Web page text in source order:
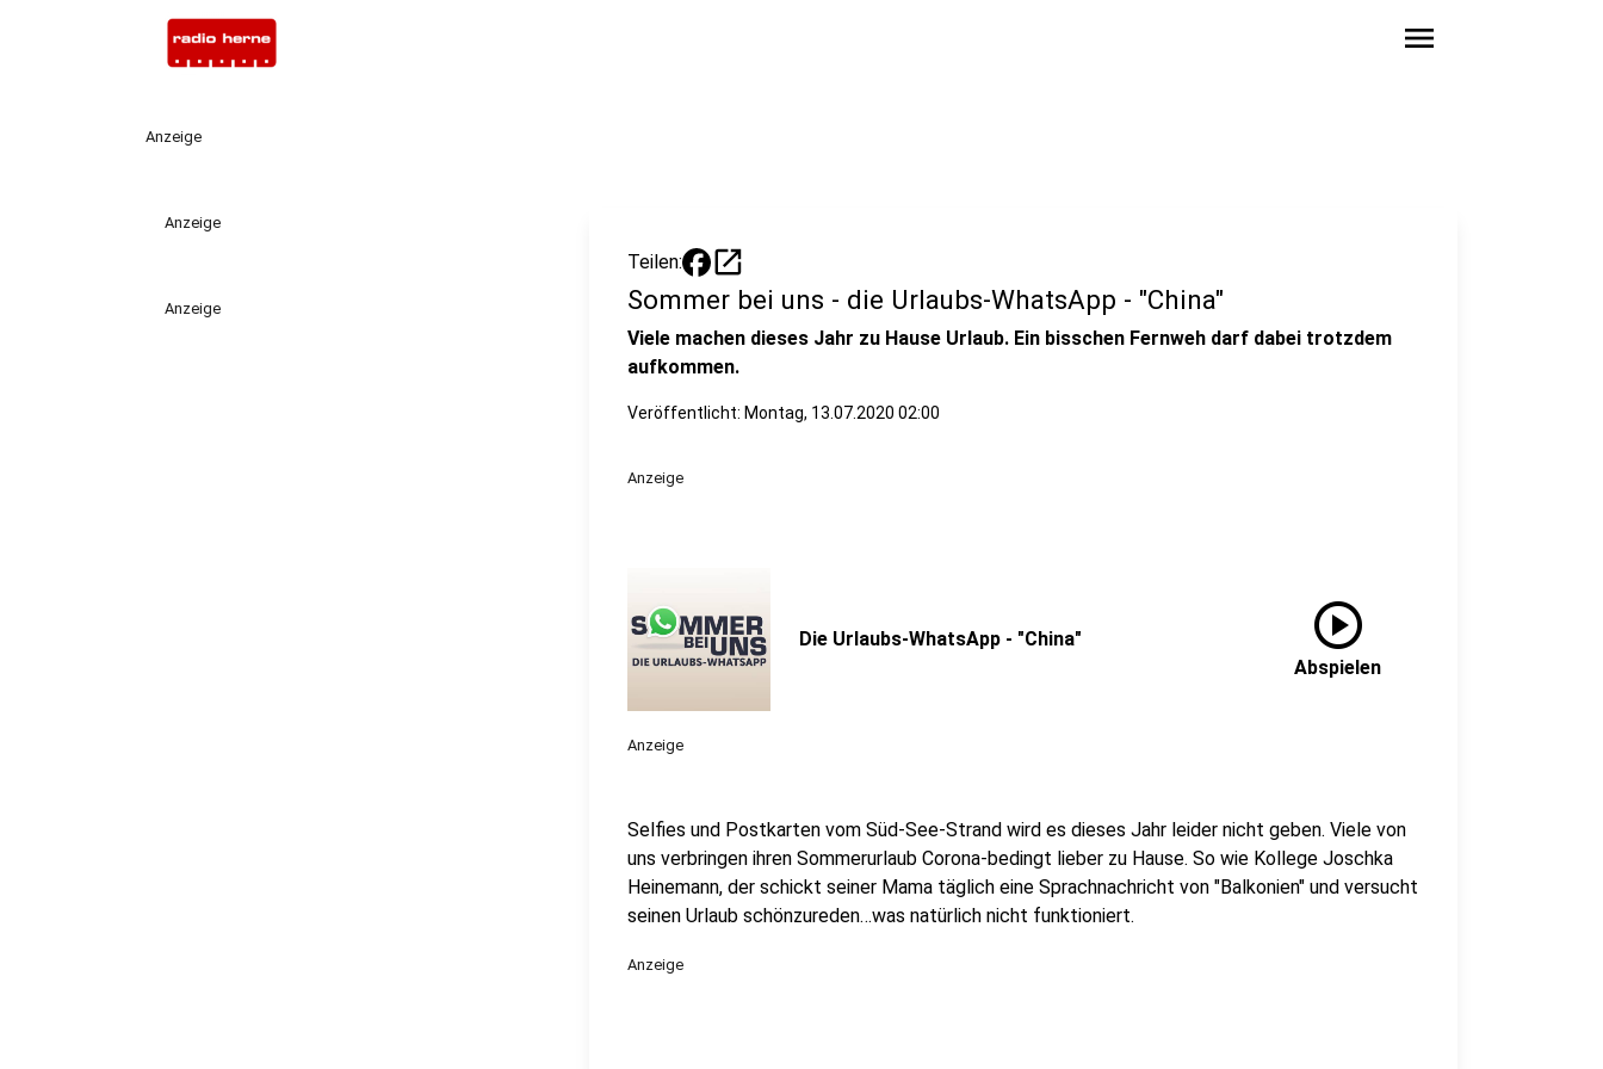
menu
Anzeige
Anzeige
Anzeige
Teilen: open_in_new
Sommer bei uns - die Urlaubs-WhatsApp - "China"
Viele machen dieses Jahr zu Hause Urlaub. Ein bisschen Fernweh darf dabei trotzdem
aufkommen.
Veröffentlicht: Montag, 13.07.2020 02:00
Anzeige
Die Urlaubs-WhatsApp - "China" play_circle
Abspielen
Anzeige
Selfies und Postkarten vom Süd-See-Strand wird es dieses Jahr leider nicht geben. Viele von
uns verbringen ihren Sommerurlaub Corona-bedingt lieber zu Hause. So wie Kollege Joschka
Heinemann, der schickt seiner Mama täglich eine Sprachnachricht von "Balkonien" und versucht
seinen Urlaub schönzureden…was natürlich nicht funktioniert.
Anzeige